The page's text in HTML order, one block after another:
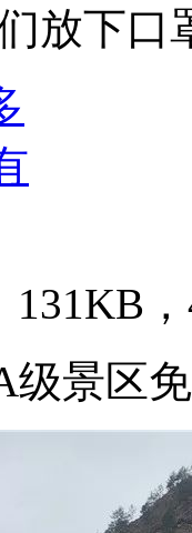
放下口
131KB
级景区